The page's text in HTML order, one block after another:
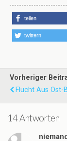
teilen
twittern
Vorheriger
Flucht Aus Ost-
14 Antworten